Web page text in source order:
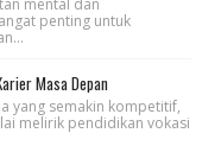
mental dan
penting untuk
Masa Depan
yang semakin kompetitif,
melirik pendidikan vokasi